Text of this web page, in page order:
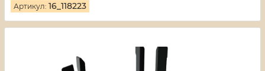
Артикул: 16_118223